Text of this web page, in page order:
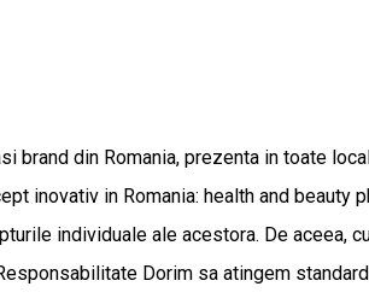
din Romania, prezenta in toate
inovativ in Romania: health and
individuale ale acestora. De aceea,
Dorim sa atingem